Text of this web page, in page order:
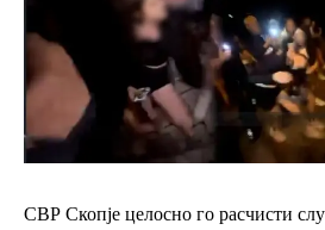
СВР Скопје целосно го расчисти